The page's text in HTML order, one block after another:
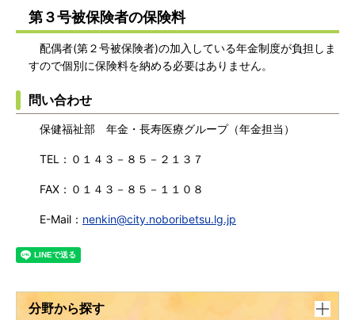
第３号被保険者の保険料
配偶者(第２号被保険者)の加入している年金制度が負担しま
すので個別に保険料を納める必要はありません。
問い合わせ
保健福祉部 年金・長寿医療グループ（年金担当）
TEL：０１４３－８５－２１３７
FAX：０１４３－８５－１１０８
E-Mail： nenkin@city.noboribetsu.lg.jp
分野から探す